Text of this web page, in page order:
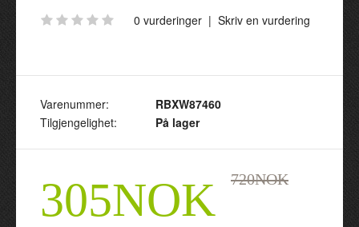
0 vurderinger | Skriv en vurdering
Varenummer:
RBXW87460
Tilgjengelighet:
På lager
305NOK 720NOK